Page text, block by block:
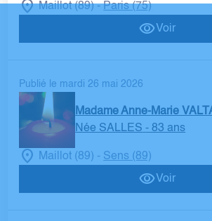
Maillot (89)-Paris (75)
Voir
Publié le mardi 26 mai 2026
Madame Anne-Marie
Née SALLES - 83 ans
Maillot (89) - Sens (89)
Voir